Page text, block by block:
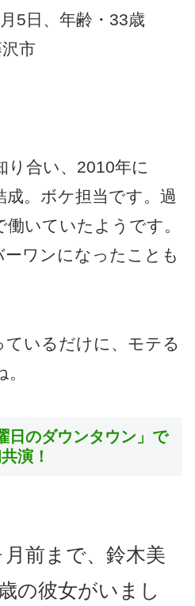
5日、年齢・33歳
市
り合い、2010年に
成。ボケ担当です。過
いていたようです。
ワンになったことも
いるだけに、モテる
日のダウンタウン」で
演！
前まで、鈴木美
の彼女がいまし